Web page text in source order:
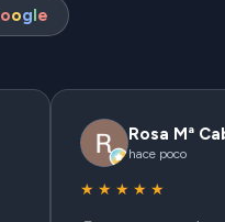
oog e
Rosa Mª
hace poco
★★★★★